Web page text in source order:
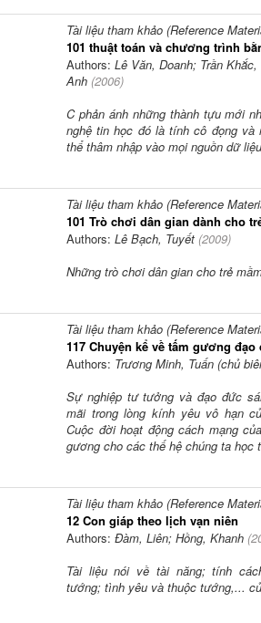
Tài liệu tham khảo (Reference
101 thuật toán và chương trình
Authors: Lê Văn, Doanh; Trần
Anh (2006)
C phản ánh những thành tựu mới
nghệ tin học đó là tính cô đọng
thể thâm nhập vào mọi nguồn dữ
Tài liệu tham khảo (Reference
101 Trò chơi dân gian dành cho
Authors: Lê Bạch, Tuyết (2009)
Những trò chơi dân gian cho trẻ
Tài liệu tham khảo (Reference
117 Chuyện kể về tấm gương
Authors: Trương Minh, Tuấn (chủ
Sự nghiệp tư tưởng và đạo đức
mãi trong lòng kính yêu vô hạn
Cuộc đời hoạt động cách mạng
gương cho các thế hệ chúng ta học
Tài liệu tham khảo (Reference
12 Con giáp theo lịch vạn niên
Authors: Đàm, Liên; Hồng, Khanh (
Tài liệu nói về tài năng; tính
tướng; tình yêu và thuộc tướng,...